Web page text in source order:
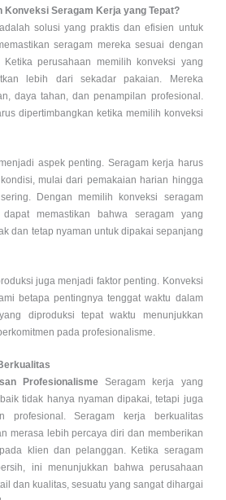
Konveksi Seragam Kerja yang Tepat?
solusi yang praktis dan efisien untuk
seragam mereka sesuai dengan
perusahaan memilih konveksi yang
lebih dari sekadar pakaian. Mereka
daya tahan, dan penampilan profesional.
dipertimbangkan ketika memilih konveksi
aspek penting. Seragam kerja harus
mulai dari pemakaian harian hingga
Dengan memilih konveksi seragam
dapat memastikan bahwa seragam yang
dan tetap nyaman untuk dipakai sepanjang
juga menjadi faktor penting. Konveksi
betapa pentingnya tenggat waktu dalam
diproduksi tepat waktu menunjukkan
pada profesionalisme.
Profesionalisme Seragam kerja yang
tidak hanya nyaman dipakai, tetapi juga
profesional. Seragam kerja berkualitas
merasa lebih percaya diri dan memberikan
klien dan pelanggan. Ketika seragam
ini menunjukkan bahwa perusahaan
dan kualitas, sesuatu yang sangat dihargai